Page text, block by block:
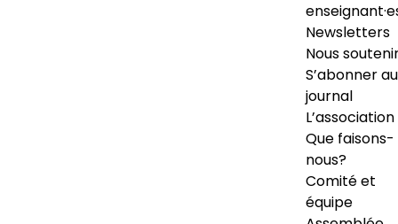
Newsletters
Nous
S’abonner au
journal
L’association
Que faisons-
nous?
Comité et
équipe